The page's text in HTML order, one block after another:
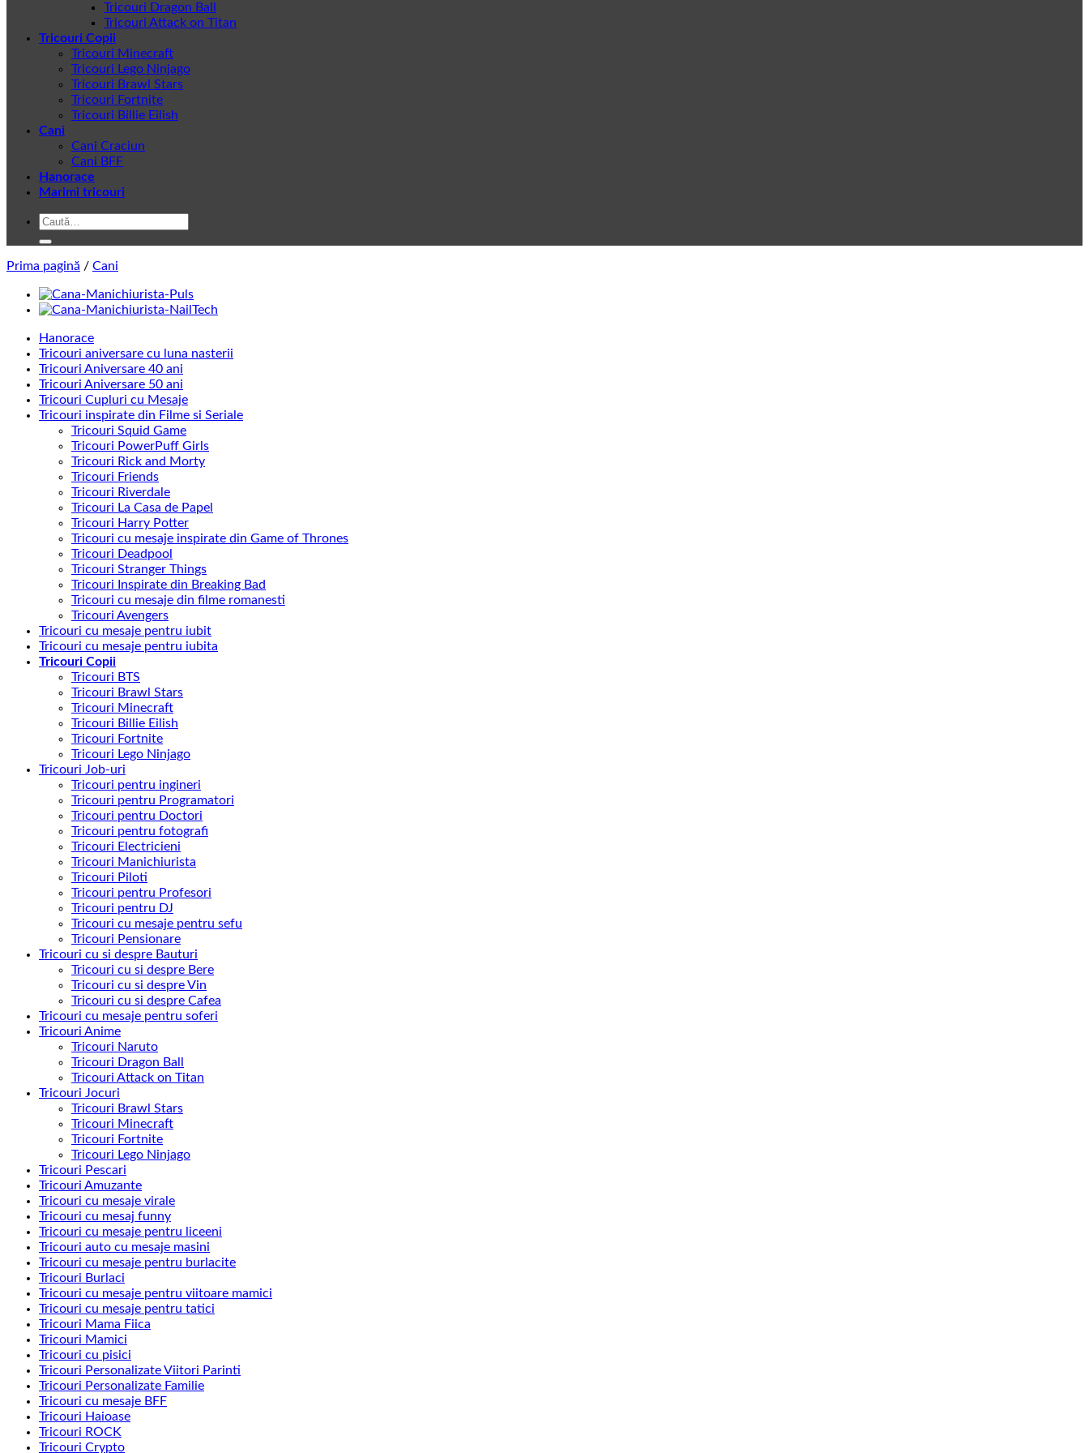
Tricouri Dragon Ball
Tricouri Attack on Titan
Tricouri Copii
Tricouri Minecraft
Tricouri Lego Ninjago
Tricouri Brawl Stars
Tricouri Fortnite
Tricouri Billie Eilish
Cani
Cani Craciun
Cani BFF
Hanorace
Marimi tricouri
Caută
Prima pagină / Cani
Hanorace
Tricouri aniversare cu luna nasterii
Tricouri Aniversare 40 ani
Tricouri Aniversare 50 ani
Tricouri Cupluri cu Mesaje
Tricouri inspirate din Filme si Seriale
Tricouri Squid Game
Tricouri PowerPuff Girls
Tricouri Rick and Morty
Tricouri Friends
Tricouri Riverdale
Tricouri La Casa de Papel
Tricouri Harry Potter
Tricouri cu mesaje inspirate din Game of Thrones
Tricouri Deadpool
Tricouri Stranger Things
Tricouri Inspirate din Breaking Bad
Tricouri cu mesaje din filme romanesti
Tricouri Avengers
Tricouri cu mesaje pentru iubit
Tricouri cu mesaje pentru iubita
Tricouri Copii
Tricouri BTS
Tricouri Brawl Stars
Tricouri Minecraft
Tricouri Billie Eilish
Tricouri Fortnite
Tricouri Lego Ninjago
Tricouri Job-uri
Tricouri pentru ingineri
Tricouri pentru Programatori
Tricouri pentru Doctori
Tricouri pentru fotografi
Tricouri Electricieni
Tricouri Manichiurista
Tricouri Piloti
Tricouri pentru Profesori
Tricouri pentru DJ
Tricouri cu mesaje pentru sefu
Tricouri Pensionare
Tricouri cu si despre Bauturi
Tricouri cu si despre Bere
Tricouri cu si despre Vin
Tricouri cu si despre Cafea
Tricouri cu mesaje pentru soferi
Tricouri Anime
Tricouri Naruto
Tricouri Dragon Ball
Tricouri Attack on Titan
Tricouri Jocuri
Tricouri Brawl Stars
Tricouri Minecraft
Tricouri Fortnite
Tricouri Lego Ninjago
Tricouri Pescari
Tricouri Amuzante
Tricouri cu mesaje virale
Tricouri cu mesaj funny
Tricouri cu mesaje pentru liceeni
Tricouri auto cu mesaje masini
Tricouri cu mesaje pentru burlacite
Tricouri Burlaci
Tricouri cu mesaje pentru viitoare mamici
Tricouri cu mesaje pentru tatici
Tricouri Mama Fiica
Tricouri Mamici
Tricouri cu pisici
Tricouri Personalizate Viitori Parinti
Tricouri Personalizate Familie
Tricouri cu mesaje BFF
Tricouri Haioase
Tricouri ROCK
Tricouri Crypto